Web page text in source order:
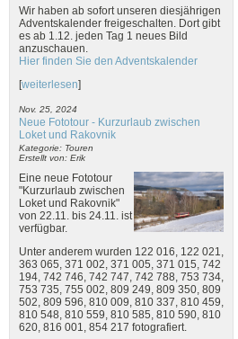
Wir haben ab sofort unseren diesjährigen
Adventskalender freigeschalten. Dort gibt
es ab 1.12. jeden Tag 1 neues Bild
anzuschauen.
Hier finden Sie den Adventskalender
[weiterlesen]
Nov. 25, 2024
Neue Fototour - Kurzurlaub zwischen
Loket und Rakovnik
Kategorie: Touren
Erstellt von: Erik
Eine neue Fototour
"Kurzurlaub zwischen
Loket und Rakovnik"
von 22.11. bis 24.11. ist
verfügbar.
Unter anderem wurden 122 016, 122 021,
363 065, 371 002, 371 005, 371 015, 742
194, 742 746, 742 747, 742 788, 753 734,
753 735, 755 002, 809 249, 809 350, 809
502, 809 596, 810 009, 810 337, 810 459,
810 548, 810 559, 810 585, 810 590, 810
620, 816 001, 854 217 fotografiert.